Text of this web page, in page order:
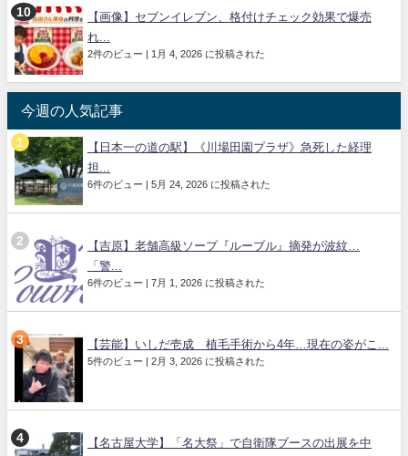
【画像】セブンイレブン、格付けチェック効果で爆売
れ...
2件のビュー | 1月 4, 2026 に投稿された
今週の人気記事
【日本一の道の駅】《川場田園プラザ》急死した経理
担...
6件のビュー | 5月 24, 2026 に投稿された
【吉原】老舗高級ソープ『ルーブル』摘発が波紋…
「警...
6件のビュー | 7月 1, 2026 に投稿された
【芸能】いしだ壱成 植毛手術から4年…現在の姿がこ...
5件のビュー | 2月 3, 2026 に投稿された
【名古屋大学】「名大祭」で自衛隊ブースの出展を中